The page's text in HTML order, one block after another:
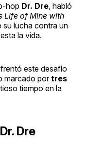
hop Dr. Dre , habló
Life of Mine with
su lucha contra un
la vida.
este desafío
marcado portres
tiempo en la
Dre